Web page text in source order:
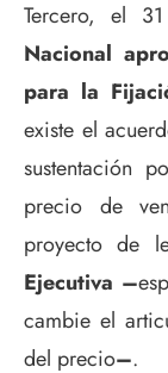
Tercero, el
Nacional
para la
existe el
sustentación
precio de
proyecto de
Ejecutiva –
cambie el
del precio–.